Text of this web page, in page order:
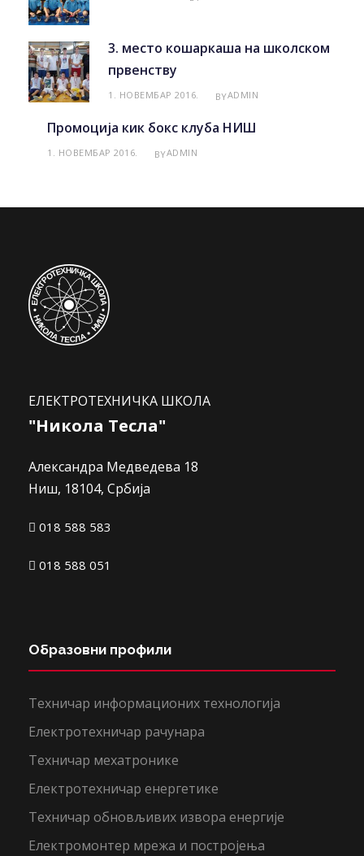
3. место кошаркаша на школском
првенству
1. НОВЕМБАР 2016. BYADMIN
Промоција кик бокс клуба НИШ
1. НОВЕМБАР 2016. BYADMIN
ЕЛЕКТРОТЕХНИЧКА ШКОЛА
"Никола Тесла"
Александра Медведева 18
Ниш, 18104, Србија
018 588 583
018 588 051
Образовни профили
Техничар информационих технологија
Електротехничар рачунара
Техничар мехатронике
Електротехничар енергетике
Техничар обновљивих извора енергије
Електромонтер мрежа и постројења